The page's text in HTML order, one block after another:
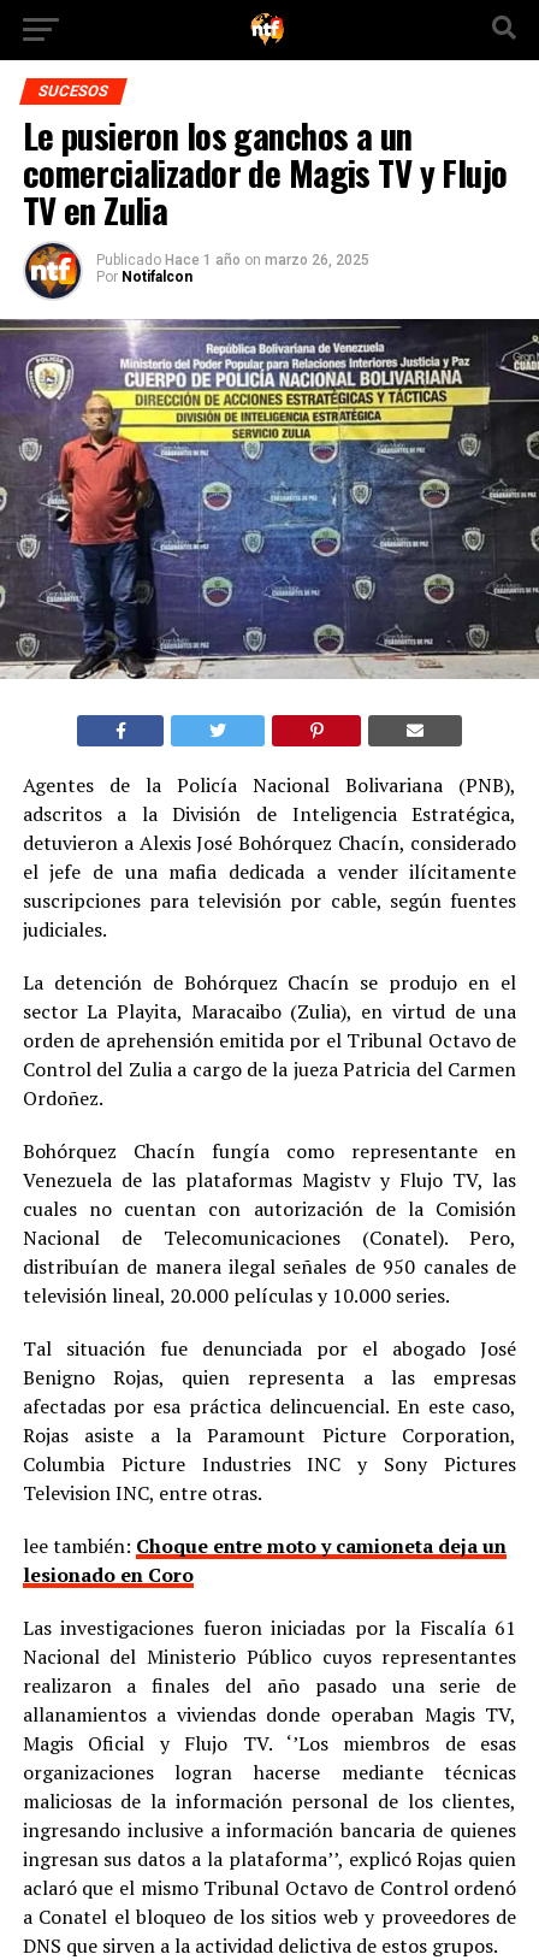
SUCESOS
Le pusieron los ganchos a un
comercializador de Magis TV y Flujo
TV en Zulia
Publicado Hace 1 año on marzo 26, 2025
Por Notifalcon
Agentes de la Policía Nacional Bolivariana (PNB),
adscritos a la División de Inteligencia Estratégica,
detuvieron a Alexis José Bohórquez Chacín, considerado
el jefe de una mafia dedicada a vender ilícitamente
suscripciones para televisión por cable, según fuentes
judiciales.
La detención de Bohórquez Chacín se produjo en el
sector La Playita, Maracaibo (Zulia), en virtud de una
orden de aprehensión emitida por el Tribunal Octavo de
Control del Zulia a cargo de la jueza Patricia del Carmen
Ordoñez.
Bohórquez Chacín fungía como representante en
Venezuela de las plataformas Magistv y Flujo TV, las
cuales no cuentan con autorización de la Comisión
Nacional de Telecomunicaciones (Conatel). Pero,
distribuían de manera ilegal señales de 950 canales de
televisión lineal, 20.000 películas y 10.000 series.
Tal situación fue denunciada por el abogado José
Benigno Rojas, quien representa a las empresas
afectadas por esa práctica delincuencial. En este caso,
Rojas asiste a la Paramount Picture Corporation,
Columbia Picture Industries INC y Sony Pictures
Television INC, entre otras.
lee también: Choque entre moto y camioneta deja un
lesionado en Coro
Las investigaciones fueron iniciadas por la Fiscalía 61
Nacional del Ministerio Público cuyos representantes
realizaron a finales del año pasado una serie de
allanamientos a viviendas donde operaban Magis TV,
Magis Oficial y Flujo TV. ‘’Los miembros de esas
organizaciones logran hacerse mediante técnicas
maliciosas de la información personal de los clientes,
ingresando inclusive a información bancaria de quienes
ingresan sus datos a la plataforma’’, explicó Rojas quien
aclaró que el mismo Tribunal Octavo de Control ordenó
a Conatel el bloqueo de los sitios web y proveedores de
DNS que sirven a la actividad delictiva de estos grupos.